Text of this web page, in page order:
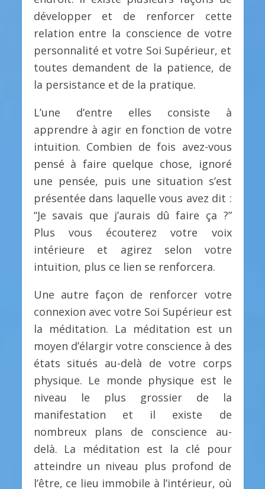
développer et de renforcer cette
relation entre la conscience de votre
personnalité et votre Soi Supérieur, et
toutes demandent de la patience, de
la persistance et de la pratique.
L’une d’entre elles consiste à
apprendre à agir en fonction de votre
intuition. Combien de fois avez-vous
pensé à faire quelque chose, ignoré
une pensée, puis une situation s’est
présentée dans laquelle vous avez dit :
“Je savais que j’aurais dû faire ça ?”
Plus vous écouterez votre voix
intérieure et agirez selon votre
intuition, plus ce lien se renforcera.
Une autre façon de renforcer votre
connexion avec votre Soi Supérieur est
la méditation. La méditation est un
moyen d’élargir votre conscience à des
états situés au-delà de votre corps
physique. Le monde physique est le
niveau le plus grossier de la
manifestation et il existe de
nombreux plans de conscience au-
delà. La méditation est la clé pour
atteindre un niveau plus profond de
l’être, ce lieu immobile à l’intérieur, où